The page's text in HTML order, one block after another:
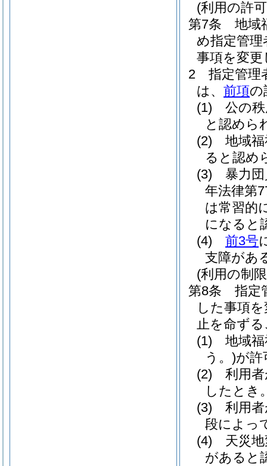
(利用の許
第7条
地域
め指定管
事項を変
2
指定管理
は、 前項の
(1)
公の
と認めら
(2)
地域
ると認め
(3)
暴力
年法律第
は常習的
になると
(4)
前3号
支障があ
(利用の制
第8条
指定
した事項
止を命ず
(1)
地域
う。)が許
(2)
利用
したとき
(3)
利用
段によっ
(4)
天災
があると